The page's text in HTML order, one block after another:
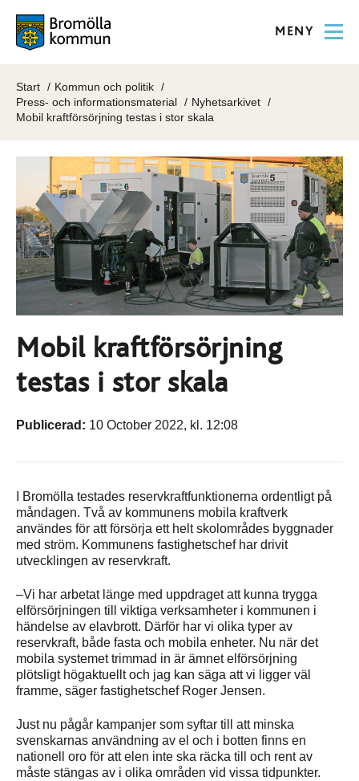
MENY
Start
Kommun och politik
Press- och informationsmaterial
Nyhetsarkivet
Mobil kraftförsörjning testas i stor skala
Mobil kraftförsörjning
testas i stor skala
Publicerad: 10 October 2022, kl. 12:08
I Bromölla testades reservkraftfunktionerna ordentligt på
måndagen. Två av kommunens mobila kraftverk
användes för att försörja ett helt skolområdes byggnader
med ström. Kommunens fastighetschef har drivit
utvecklingen av reservkraft.
–Vi har arbetat länge med uppdraget att kunna trygga
elförsörjningen till viktiga verksamheter i kommunen i
händelse av elavbrott. Därför har vi olika typer av
reservkraft, både fasta och mobila enheter. Nu när det
mobila systemet trimmad in är ämnet elförsörjning
plötsligt högaktuellt och jag kan säga att vi ligger väl
framme, säger fastighetschef Roger Jensen.
Just nu pågår kampanjer som syftar till att minska
svenskarnas användning av el och i botten finns en
nationell oro för att elen inte ska räcka till och rent av
måste stängas av i olika områden vid vissa tidpunkter.